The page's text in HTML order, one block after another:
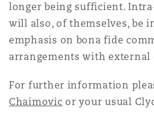
longer being sufficient.
will also, of themselves, be
emphasis on bona fide
arrangements with external
For further information
Chaimovic or your usual